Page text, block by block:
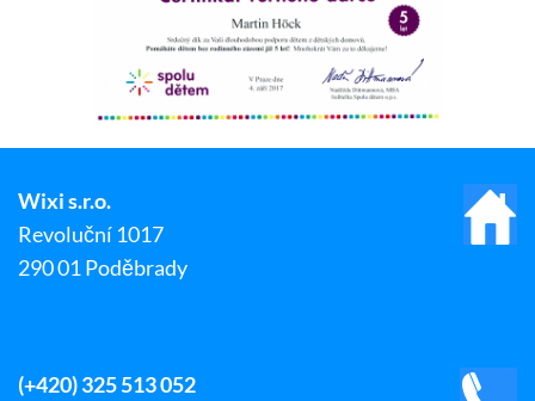
Wixi s.r.o.
Revoluční 1017
290 01 Poděbrady
(+420) 325 513 052